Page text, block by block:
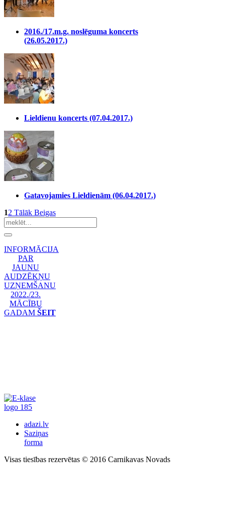
2016./17.m.g. noslēguma koncerts
(26.05.2017.)
Lieldienu koncerts (07.04.2017.)
Gatavojamies Lieldienām (06.04.2017.)
12 Tālāk Beigas
INFORMĀCIJA
PAR
JAUNU
AUDZĒKŅU
UZŅEMŠANU
2022./23.
MĀCĪBU
GADAM ŠEIT
adazi.lv
Saziņas
forma
Visas tiesības rezervētas © 2016 Carnikavas Novads